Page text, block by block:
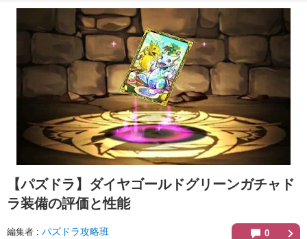
【パズドラ】 ダイヤゴールドグリーンガチャド
ラ装備の評価と性能
編集者 パズドラ攻略班 0